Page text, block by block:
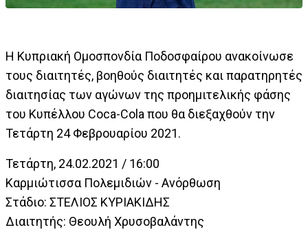
Η Κυπριακή Ομοσπονδία Ποδοσφαίρου ανακοίνωσε
τους διαιτητές, βοηθούς διαιτητές και παρατηρητές
διαιτησίας των αγώνων της προημιτελικής φάσης
του Κυπέλλου Coca-Cola που θα διεξαχθούν την
Τετάρτη 24 Φεβρουαρίου 2021.
Τετάρτη, 24.02.2021 / 16:00
Καρμιώτισσα Πολεμιδιών - Ανόρθωση
Στάδιο: ΣΤΕΛΙΟΣ ΚΥΡΙΑΚΙΔΗΣ
Διαιτητής: Θεουλή Χρυσοβαλάντης